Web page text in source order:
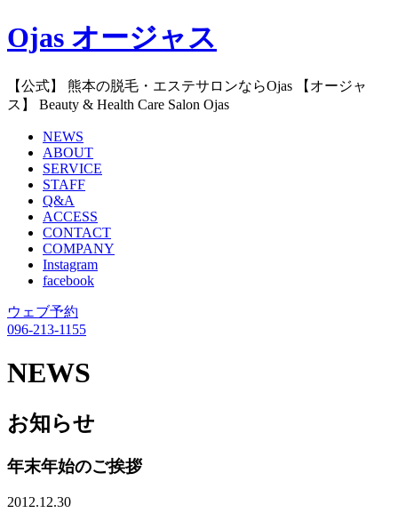
Ojas オージャス
【公式】 熊本の脱毛・エステサロンならOjas 【オージャ
ス】 Beauty & Health Care Salon Ojas
NEWS
ABOUT
SERVICE
STAFF
Q&A
ACCESS
CONTACT
COMPANY
Instagram
facebook
ウェブ予約
096-213-1155
NEWS
お知らせ
年末年始のご挨拶
2012.12.30